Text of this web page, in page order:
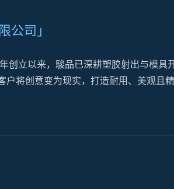
公司」
创立以来，駿品已深耕塑胶射出与模
将创意变为现实，打造耐用、美观且